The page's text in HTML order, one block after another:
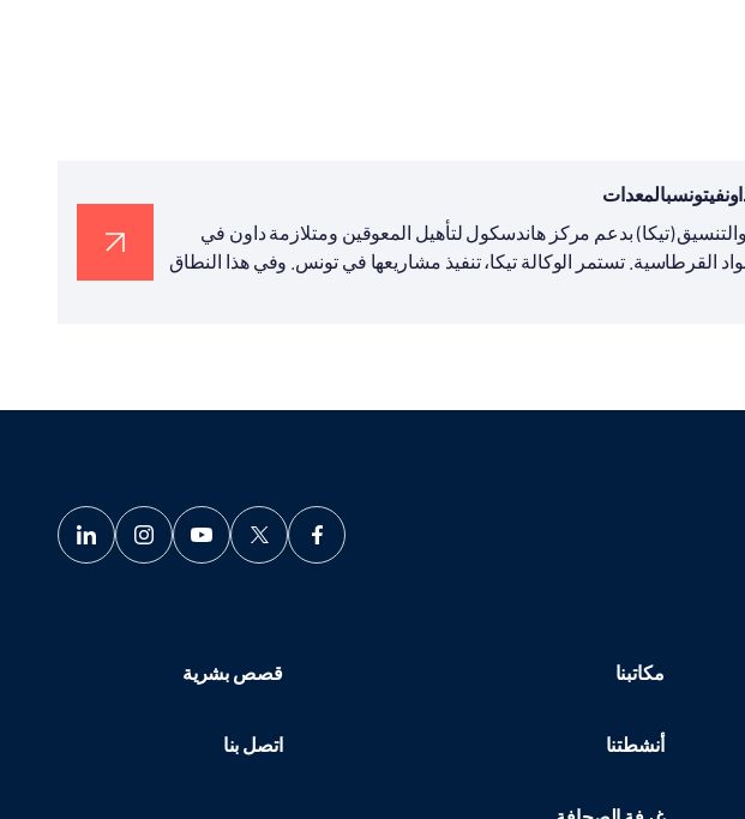
(تيكا) بدعم مركز هاندسكول لتأهيل المعوقين ومتلازمة داون في
القرطاسية. تستمر الوكالة تيكا، تنفيذ مشاريعها في تونس. وفي هذا النطاق
مكاتبنا
أنشطتنا
قصص بشرية
اتصل بنا